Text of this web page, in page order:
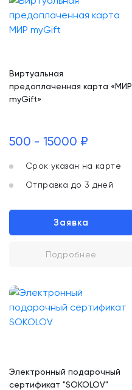
Виртуальная
предоплаченная карта «МИР
myGift»
500 - 15000 ₽
Срок указан на карте
Отправка до 3 дней
Заявка
Подробнее
Электронный подарочный
сертификат "SOKOLOV"